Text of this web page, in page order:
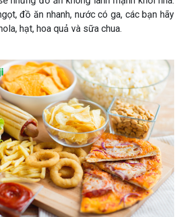
đồ ăn nhanh, nước có ga, các bạn hãy
hạt, hoa quả và sữa chua.